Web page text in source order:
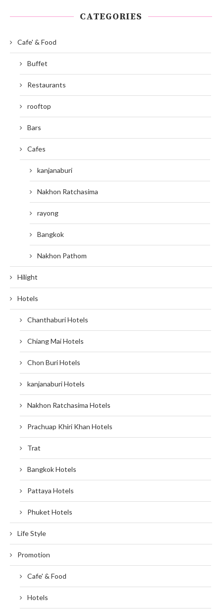
CATEGORIES
Cafe' & Food
Buffet
Restaurants
rooftop
Bars
Cafes
kanjanaburi
Nakhon Ratchasima
rayong
Bangkok
Nakhon Pathom
Hilight
Hotels
Chanthaburi Hotels
Chiang Mai Hotels
Chon Buri Hotels
kanjanaburi Hotels
Nakhon Ratchasima Hotels
Prachuap Khiri Khan Hotels
Trat
Bangkok Hotels
Pattaya Hotels
Phuket Hotels
Life Style
Promotion
Cafe' & Food
Hotels